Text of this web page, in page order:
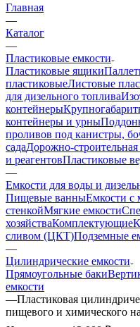
Главная
—
Каталог
—
Пластиковые емкости
Пластиковые ящики
пластиковыеЛистовые
для дизельного топлива
контейнеры
контейнеры и урны
проливов под канистры,
садаДорожно-
и реагентовПластиковые
—
Емкости для воды и
Пищевые ванныЕмкости с
стенкойМягкие емкости
хозяйстваКомплектующие
сливом (ЦКТ)Подземные
—
Цилиндрические емкости
Прямоугольные баки
емкости
—Пластиковая
пищевого и химического